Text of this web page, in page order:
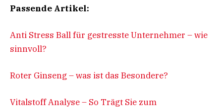
Passende Artikel:
Anti Stress Ball für gestresste Unternehmer – wie
sinnvoll?
Roter Ginseng – was ist das Besondere?
Vitalstoff Analyse – So Trägt Sie zum